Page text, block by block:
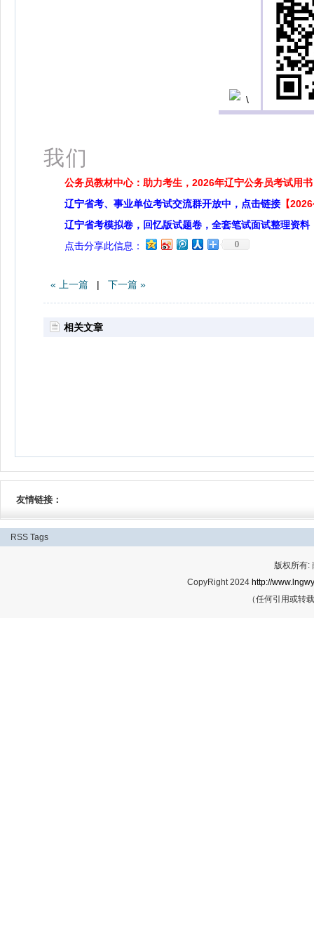
我们
公务员教材中心：助力考生，2026年辽宁公务员考试用书
辽宁省考、事业单位考试交流群开放中，点击链接 【
辽宁省考模拟卷，回忆版试题卷，全套笔试面试整理资料
点击分享此信息：
0
« 上一篇 | 下一篇 »
相关文章
友情链接：
RSS Tags
版权所有:
CopyRight 2024 http://
（任何引用或转